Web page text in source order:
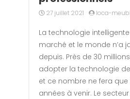
27 juillet 2021 loca-
La technologie
marché et le monde n’a
depuis. Près de 30
adopter la technologie
et ce nombre ne fera
années à venir. Le